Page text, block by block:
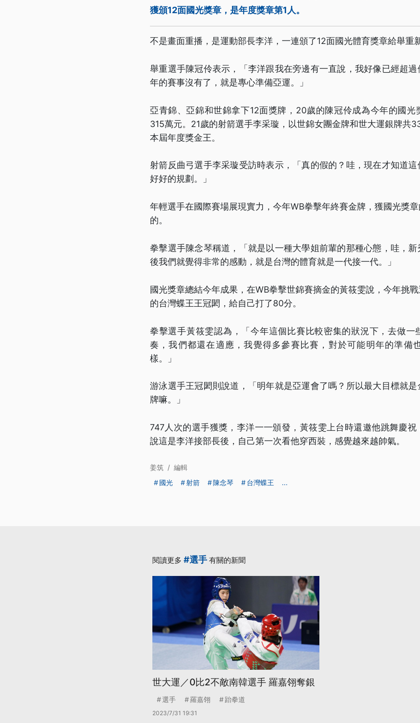
獲頒12面國光獎章，是年度獎章第1人。
不是畫面重播，是運動部長李洋，一連頒了12面國光體育獎章給舉重
舉重選手陳冠伶表示，「李洋跟我在旁邊有一直說，我好像已經超
年的賽事沒有了，就是專心準備亞運。」
亞青錦、亞錦和世錦拿下12面獎牌，20歲的陳冠伶成為今年的國光
315萬元。21歲的射箭選手李采璇，以世錦女團金牌和世大運銀牌共
本屆年度獎金王。
射箭反曲弓選手李采璇受訪時表示，「真的假的？哇，現在才知道
好好的規劃。」
年輕選手在國際賽場展現實力，今年WB拳擊年終賽金牌，獲國光獎
的。
拳擊選手陳念琴稱道，「就是以一種大學姐前輩的那種心態，哇，
後我們就覺得非常的感動，就是台灣的體育就是一代接一代。」
國光獎章總結今年成果，在WB拳擊世錦賽摘金的黃筱雯說，今年挑
的台灣蝶王王冠閎，給自己打了80分。
拳擊選手黃筱雯認為，「今年這個比賽比較密集的狀況下，去做一
奏，我們都還在適應，我覺得多參賽比賽，對於可能明年的準備
樣。」
游泳選手王冠閎則說道，「明年就是亞運會了嗎？所以最大目標就
牌嘛。」
747人次的選手獲獎，李洋一一頒發，黃筱雯上台時還邀他跳舞慶
說這是李洋接部長後，自己第一次看他穿西裝，感覺越來越帥氣。
姜筑 / 編輯
國光
射箭 陳念琴 台灣蝶王 ...
閱讀更多 #選手 有關的新聞
世大運／0比2不敵南韓選手 羅嘉翎奪銀
選手 羅嘉翎 跆拳道
2023/7/31 19:31